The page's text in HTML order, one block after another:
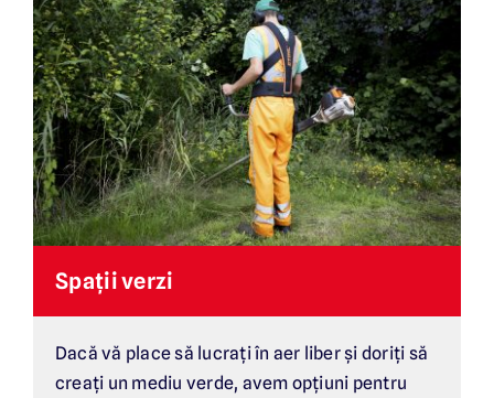
Spații verzi
Dacă vă place să lucrați în aer liber și doriți să
creați un mediu verde, avem opțiuni pentru